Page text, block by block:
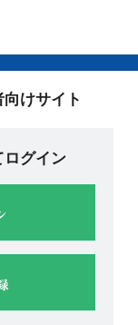
けサイト
ログイン